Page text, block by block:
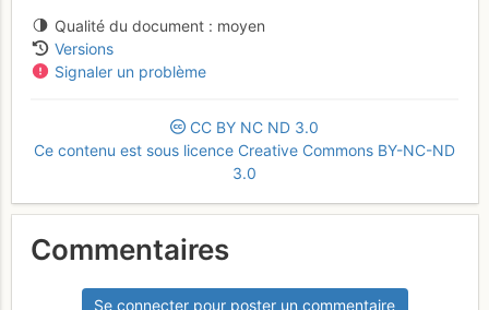
Qualité du document
moyen
Versions
Signaler un problème
CC BY NC ND 3.0
Ce contenu est sous licence Creative Commons BY-NC-ND
3.0
Commentaires
Se connecter pour poster un commentaire